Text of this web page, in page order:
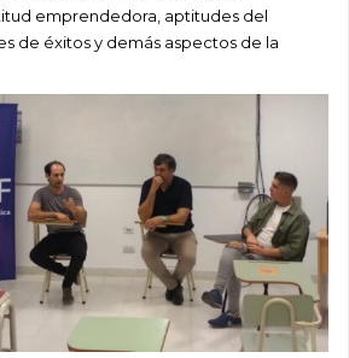
emprendedora, aptitudes del
de éxitos y demás aspectos de la